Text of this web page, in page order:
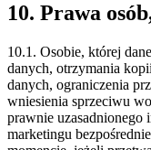
10. Prawa
10.1. Osobie, której
danych, otrzymania
danych, ograniczenia
wniesienia sprzeciwu
prawnie uzasadnionego
marketingu